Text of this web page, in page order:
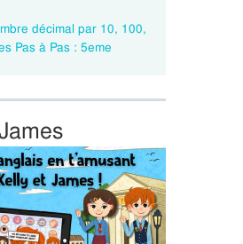
décimal par 10, 100,
Pas à Pas : 5eme